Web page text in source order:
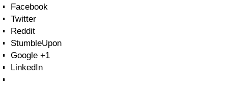
Facebook
Twitter
Reddit
StumbleUpon
Google +1
LinkedIn